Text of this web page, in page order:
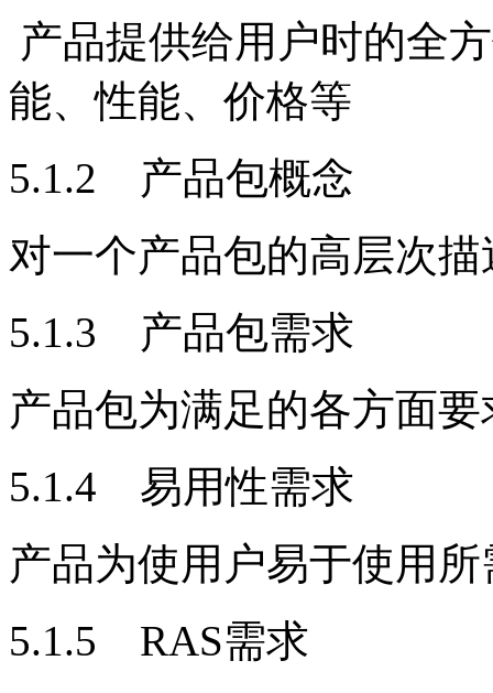
产品提供给用户时的全
能、性能、价格等
5.1.2 产品包概念
对一个产品包的高层次描
5.1.3 产品包需求
产品包为满足的各方面
5.1.4 易用性需求
产品为使用户易于使用
5.1.5 RAS需求